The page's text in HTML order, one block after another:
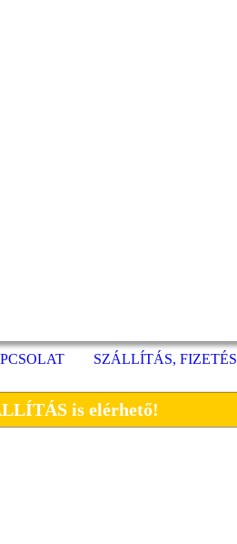
SZÁLLÍTÁS, FIZETÉS
is elérhető!